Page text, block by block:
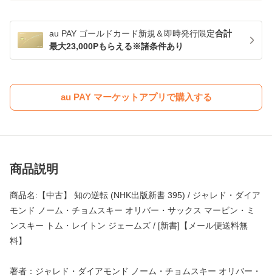
au PAY ゴールドカード新規＆即時発行限定合計
最大23,000Pもらえる※諸条件あり
au PAY マーケットアプリで購入する
商品説明
商品名:【中古】 知の逆転 (NHK出版新書 395) / ジャレド・ダイア
モンド ノーム・チョムスキー オリバー・サックス マービン・ミ
ンスキー トム・レイトン ジェームズ / [新書]【メール便送料無
料】
著者：ジャレド・ダイアモンド ノーム・チョムスキー オリバー・